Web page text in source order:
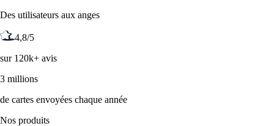
Des utilisateurs aux anges
4,8/5
sur 120k+ avis
3 millions
de cartes envoyées chaque année
Nos produits